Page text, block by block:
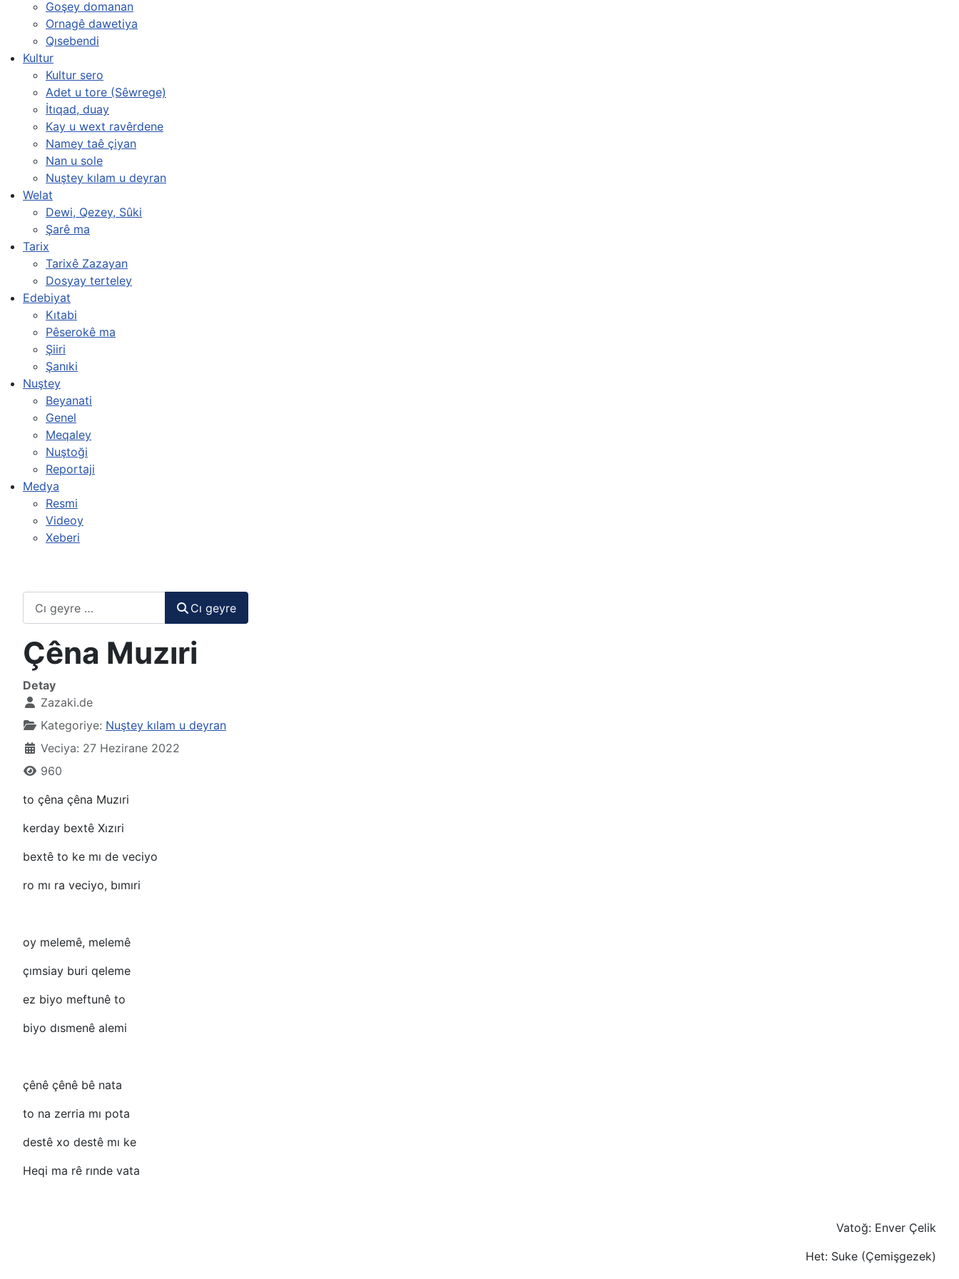
Goşey domanan
Ornagê dawetiya
Qısebendi
Kultur
Kultur sero
Adet u tore (Sêwrege)
İtıqad, duay
Kay u wext ravêrdene
Namey taê çiyan
Nan u sole
Nuştey kılam u deyran
Welat
Dewi, Qezey, Sûki
Şarê ma
Tarix
Tarixê Zazayan
Dosyay terteley
Edebiyat
Kıtabi
Pêserokê ma
Şiiri
Şanıki
Nuştey
Beyanati
Genel
Meqaley
Nuştoği
Reportaji
Medya
Resmi
Videoy
Xeberi
Cı geyre
Çêna Muzıri
Detay
Zazaki.de
Kategoriye: Nuştey kılam u deyran
Veciya: 27 Hezirane 2022
960
to çêna çêna Muzıri
kerday bextê Xızıri
bextê to ke mı de veciyo
ro mı ra veciyo, bımıri
oy melemê, melemê
çımsiay buri qeleme
ez biyo meftunê to
biyo dısmenê alemi
çênê çênê bê nata
to na zerria mı pota
destê xo destê mı ke
Heqi ma rê rınde vata
Vatoğ: Enver Çelik
Het: Suke (Çemişgezek)